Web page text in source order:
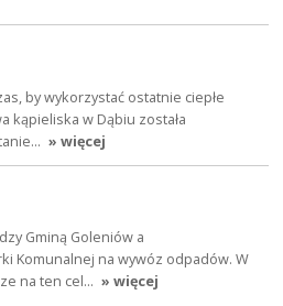
by wykorzystać ostatnie ciepłe
kąpieliska w Dąbiu została
» więcej
Gminą Goleniów a
Komunalnej na wywóz odpadów. W
na ten cel… » więcej